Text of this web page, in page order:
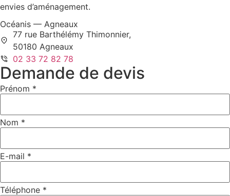
envies d’aménagement.
Océanis — Agneaux
77 rue Barthélémy Thimonnier,
50180 Agneaux
02 33 72 82 78
Demande de devis
Prénom *
Nom *
E-mail *
Téléphone *